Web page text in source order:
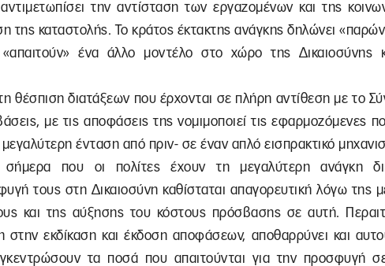
την αντίσταση των εργαζομένων και της
της καταστολής. Το κράτος έκτακτης ανάγκης δηλώνει
«απαιτούν» ένα άλλο μοντέλο στο χώρο της Δικαιοσύνης
θέσπιση διατάξεων που έρχονται σε πλήρη αντίθεση με το
με τις αποφάσεις της νομιμοποιεί τις εφαρμοζόμενες
μεγαλύτερη ένταση από πριν- σε έναν απλό εισπρακτικό
σήμερα που οι πολίτες έχουν τη μεγαλύτερη ανάγκη
τους στη Δικαιοσύνη καθίσταται απαγορευτική λόγω της
και της αύξησης του κόστους πρόσβασης σε αυτή.
στην εκδίκαση και έκδοση αποφάσεων, αποθαρρύνει και
τα ποσά που απαιτούνται για την προσφυγή